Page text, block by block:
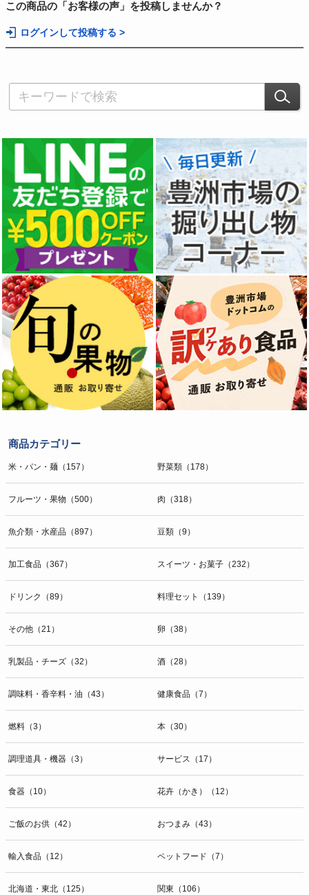
この商品の「お客様の声」を投稿しませんか？
ログインして投稿する >
商品カテゴリー
米・パン・麺（157） 野菜類（178）
フルーツ・果物（500） 肉（318）
魚介類・水産品（897） 豆類（9）
加工食品（367） スイーツ・お菓子（232）
ドリンク（89） 料理セット（139）
その他（21） 卵（38）
乳製品・チーズ（32） 酒（28）
調味料・香辛料・油（43） 健康食品（7）
燃料（3） 本（30）
調理道具・機器（3） サービス（17）
食器（10） 花卉（かき）（12）
ご飯のお供（42） おつまみ（43）
輸入食品（12） ペットフード（7）
北海道・東北（125） 関東（106）